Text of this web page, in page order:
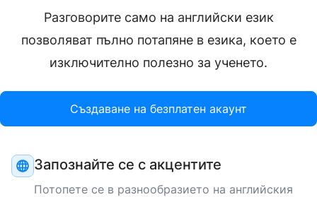
НОСИТЕЛ НА ЕЗИКА
Mother tongue
Разговорите само на английски език
позволяват пълно потапяне в езика, което е
изключително полезно за ученето.
Създаване на безплатен акаунт
Запознайте се с акцентите
Потопете се в разнообразието на английския